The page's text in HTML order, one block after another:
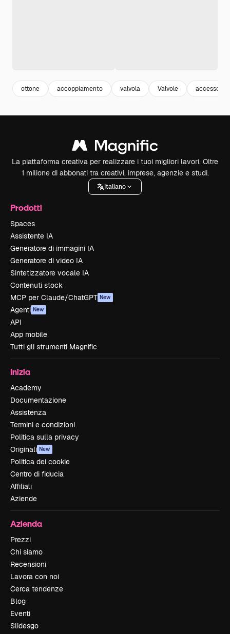
ottone accoppiamento valvola Valvole accessori
La piattaforma creativa per realizzare i tuoi migliori lavori. Oltre
1 milione di abbonati tra creativi, imprese, agenzie e studi.
Italiano
Prodotti
Spaces
Assistente IA
Generatore di immagini IA
Generatore di video IA
Sintetizzatore vocale IA
Contenuti stock
MCP per Claude/ChatGPT New
Agenti New
API
App mobile
Tutti gli strumenti Magnific
Inizia
Academy
Documentazione
Assistenza
Termini e condizioni
Politica sulla privacy
Originali New
Politica dei cookie
Centro di fiducia
Affiliati
Aziende
Azienda
Prezzi
Chi siamo
Recensioni
Lavora con noi
Cerca tendenze
Blog
Eventi
Slidesgo